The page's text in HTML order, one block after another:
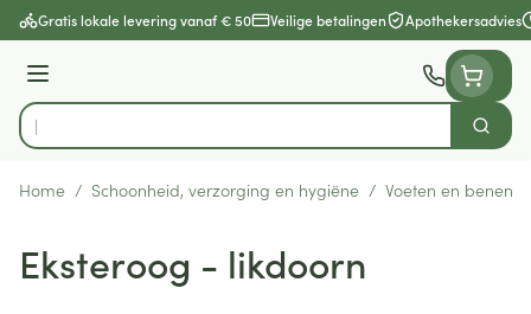
Ga naar de inhoud
Gratis lokale levering vanaf € 50 Veilige betalingen Apothekersadvies
Menu
Product, merk, categorie...
Zoek
Home / Schoonheid, verzorging en hygiëne / Voeten en benen
Eksteroog - likdoorn